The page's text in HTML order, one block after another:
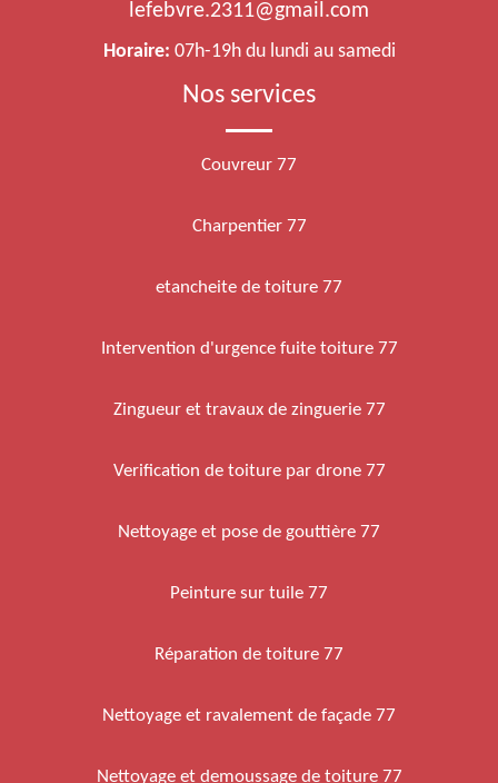
lefebvre.2311@gmail.com
Horaire: 07h-19h du lundi au samedi
Nos services
Couvreur 77
Charpentier 77
etancheite de toiture 77
Intervention d'urgence fuite toiture 77
Zingueur et travaux de zinguerie 77
Verification de toiture par drone 77
Nettoyage et pose de gouttière 77
Peinture sur tuile 77
Réparation de toiture 77
Nettoyage et ravalement de façade 77
Nettoyage et demoussage de toiture 77